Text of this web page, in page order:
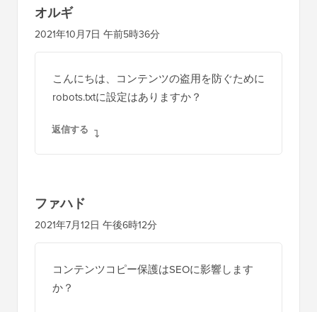
オルギ
2021年10月7日 午前5時36分
こんにちは、コンテンツの盗用を防ぐために
robots.txtに設定はありますか？
返信する
ファハド
2021年7月12日 午後6時12分
コンテンツコピー保護はSEOに影響します
か？